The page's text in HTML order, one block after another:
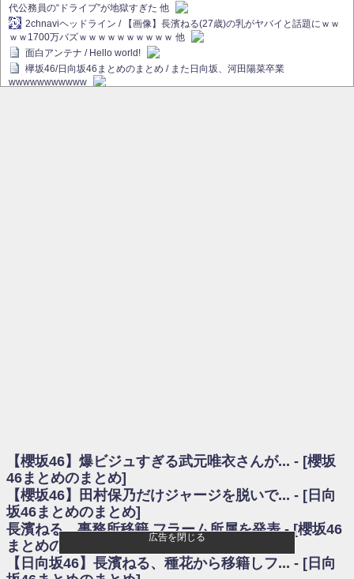
代公務員の“ドライブ”が地獄すぎた 他
2chnaviヘッドライン / 【画像】長濱ねる(27歳)の乳がヤバイと話題にｗｗ
ｗｗ1700万バズｗｗｗｗｗｗｗｗｗｗ 他
面白アンテナ / Hello world!
欅坂46/日向坂46まとめのまとめ / また日向坂、河田陽菜卒業
wwwwwwwwwww
日向坂46まとめのまとめ / 【日向坂46】富田鈴花1st写真集、発売記念記者
会見の模様がこちら！
乃木坂欅坂まとめのまとめ / 【日向坂46】河田陽菜卒業の影響、ガチでデ
カそう...
欅坂あんてな ～欅坂46のニュース・情報・話題をピックアップ / れなッ
ピーズ集結！櫻坂46守屋麗奈×遠藤理子、8/6「ラヴィット！」水曜スタジオ出
演決定
欅坂/日向坂46まとめのまとめ / 【櫻坂46】田村保乃だけジャージを脱いで
いた理由
【櫻坂46】爆ビジュすぎる武元唯衣さんが... - [櫻坂
46まとめのまとめ]
【櫻坂46】田村保乃だけジャージを脱いで... - [日向
坂46まとめのまとめ]
長濱ねる、事務所移籍 フラーム所属を発表 - [櫻坂46
まとめのまとめ]
【日向坂46】長濱ねる、種花から移籍しフ... - [日向
広告を閉じる